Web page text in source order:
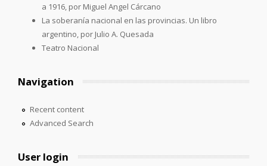
a 1916, por Miguel Angel Cárcano
La soberanía nacional en las provincias. Un libro
argentino, por Julio A. Quesada
Teatro Nacional
Navigation
Recent content
Advanced Search
User login